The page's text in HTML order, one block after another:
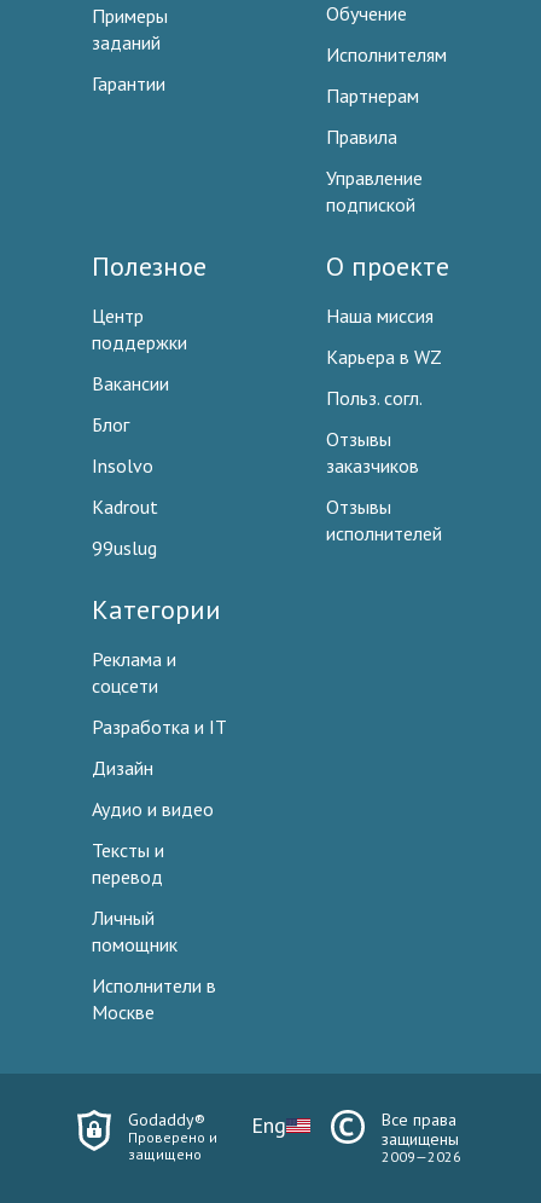
Примеры
заданий
Гарантии
Обучение
Исполнителям
Партнерам
Правила
Управление
подпиской
Полезное
Центр
поддержки
Вакансии
Блог
Insolvo
Kadrout
99uslug
О проекте
Наша миссия
Карьера в WZ
Польз. согл.
Отзывы
заказчиков
Отзывы
исполнителей
Категории
Реклама и
соцсети
Разработка и IT
Дизайн
Аудио и видео
Тексты и
перевод
Личный
помощник
Исполнители в
Москве
Godaddy®
Проверено и
защищено
Eng
Все права
защищены
2009—2026